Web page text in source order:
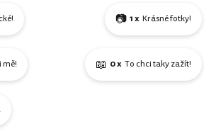
📷 1 x Krásné fotky!
mě! 📖 0 x To chci taky zažít!